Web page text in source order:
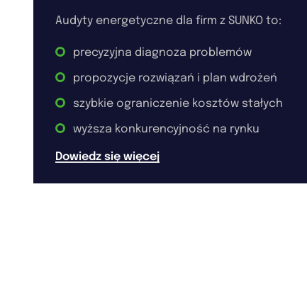
Audyty energetyczne dla firm z SUNKO to:
precyzyjna diagnoza problemów
propozycje rozwiązań i plan wdrożeń
szybkie ograniczenie kosztów stałych
wyższa konkurencyjność na rynku
Dowiedz się więcej